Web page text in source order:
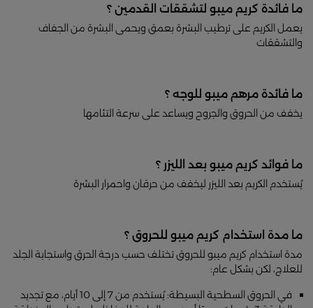
ما فائدة كريم ميبو لتشققات القدمين ؟
يعمل الكريم على ترطيب البشرة بعمق ويحمى البشرة من الجفاف
والتشققات
ما فائدة مرهم ميبو للوجه ؟
يخفف من الحروق والجروح ويساعد على سرعة التئامها
ما فوائد كريم ميبو بعد الليزر ؟
يُستخدم الكريم بعد الليزر ليخفف من حرقان واحمرار البشرة
ما مدة استخدام كريم ميبو للحروق ؟
مدة استخدام كريم ميبو للحروق تختلف حسب درجة الحرق واستجابة الجلد
للعلاج، لكن بشكل عام:
في الحروق السطحية البسيطة: يُستخدم من 7 إلى 10 أيام، مع تجديد